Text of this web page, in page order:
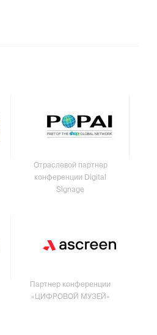
Отраслевой партнер
конференции Digital
Signage
Партнер конференции
«ЦИФРОВОЙ МУЗЕЙ»